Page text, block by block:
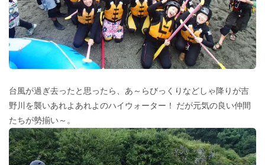
台風が過ぎ去ったと思ったら、あ～らびっくりなどしゃ降りが吉
野川を襲いあれよあれよのハイウォーター！ だが元気の良い仲間
たちが勢揃い～。